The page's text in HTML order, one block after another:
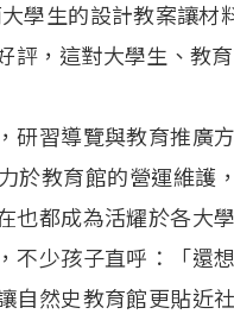
學生的設計教案讓材
，這對大學生、教
習導覽與教育推廣
於教育館的營運維護
都成為活耀於各大
少孩子直呼：「還
然史教育館更貼近